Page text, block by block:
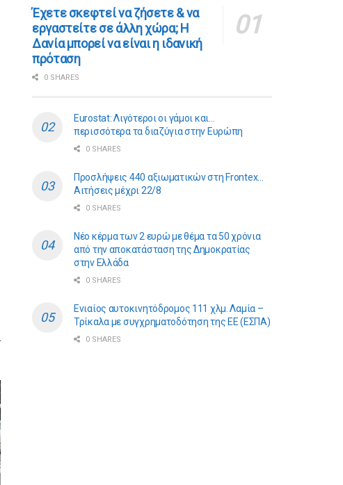
​​Έχετε σκεφτεί να ζήσετε & να
εργαστείτε σε άλλη χώρα; Η
Δανία μπορεί να είναι η ιδανική
πρόταση
0 SHARES
Eurostat: Λιγότεροι οι γάμοι και…
περισσότερα τα διαζύγια στην Ευρώπη
0 SHARES
Προσλήψεις 440 αξιωματικών στη Frontex…
Αιτήσεις μέχρι 22/8
0 SHARES
Νέο κέρμα των 2 ευρώ με θέμα τα 50 χρόνια
από την αποκατάσταση της Δημοκρατίας
στην Ελλάδα
0 SHARES
Ενιαίος αυτοκινητόδρομος 111 χλμ. Λαμία –
Τρίκαλα με συγχρηματοδότηση της ΕE (ΕΣΠΑ)
0 SHARES